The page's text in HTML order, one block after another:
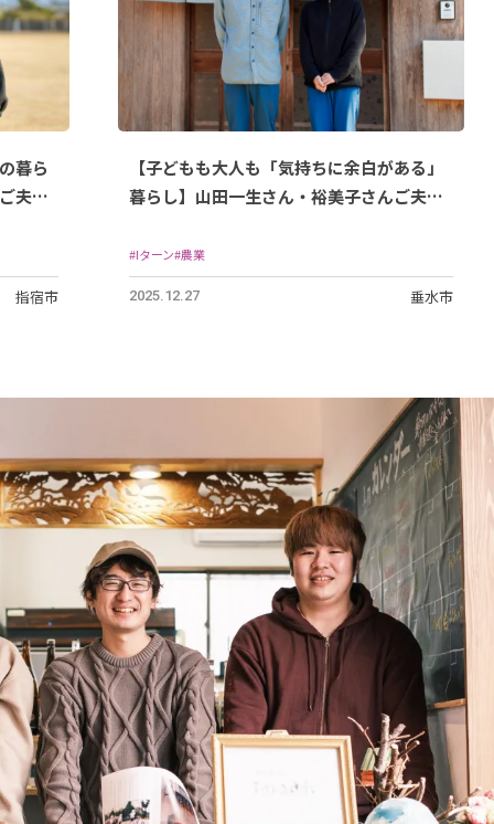
暮ら
夫
指宿市
【子どもも大人も「気持ちに余白がある」
暮らし】山田一生さん・裕美子さんご夫
#Iターン#農業
2025.12.27 垂水市